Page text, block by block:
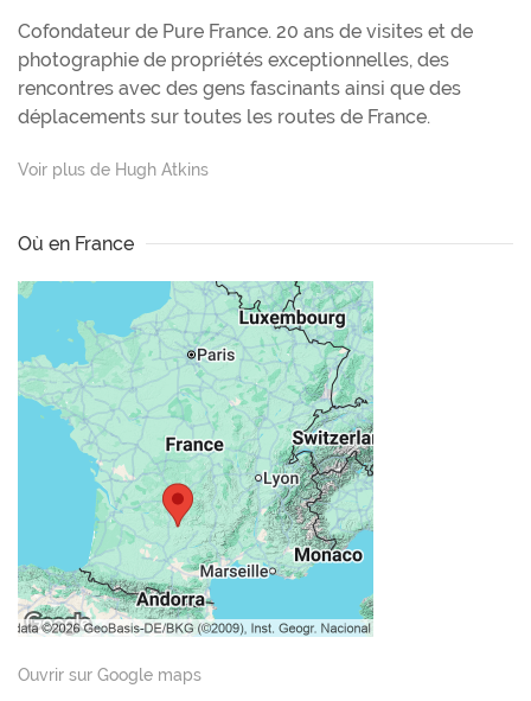
Cofondateur de Pure France. 20 ans de visites et de
photographie de propriétés exceptionnelles, des
rencontres avec des gens fascinants ainsi que des
déplacements sur toutes les routes de France.
Voir plus de Hugh Atkins
Où en France
Ouvrir sur Google maps